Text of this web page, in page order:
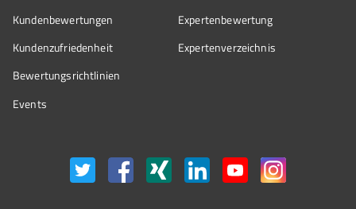
Kundenbewertungen
Kundenzufriedenheit
Bewertungs­richtlinien
Events
Expertenbewertung
Expertenverzeichnis